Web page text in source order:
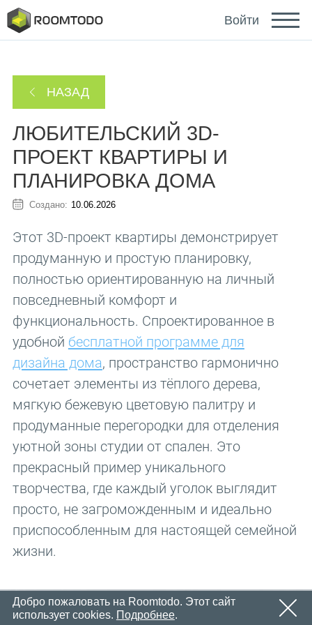
Зайти с помощью
Пароль
OK
Регистрация напомнить пароль
Спасибо за регистрацию
Вскоре мы отправим электронное письмо со ссылкой
для подтверждения.
Пожалуйста, перейдите по ссылке в письме, чтобы
активировать свой аккаунт
OK
Ссылка для восстановления пароля отправлена
на ваш email.
OK
Войти
Português
НАЗАД
ЛЮБИТЕЛЬСКИЙ 3D-
ПРОЕКТ КВАРТИРЫ И
ПЛАНИРОВКА ДОМА
Создано: 10.06.2026
Этот 3D-проект квартиры демонстрирует
продуманную и простую планировку,
полностью ориентированную на личный
повседневный комфорт и
функциональность. Спроектированное в
удобной бесплатной программе для
дизайна дома, пространство гармонично
сочетает элементы из тёплого дерева,
мягкую бежевую цветовую палитру и
продуманные перегородки для отделения
уютной зоны студии от спален. Это
прекрасный пример уникального
творчества, где каждый уголок выглядит
просто, не загроможденным и идеально
приспособленным для настоящей семейной
жизни.
Добро пожаловать на Roomtodo. Этот сайт
использует cookies. Подробнее.